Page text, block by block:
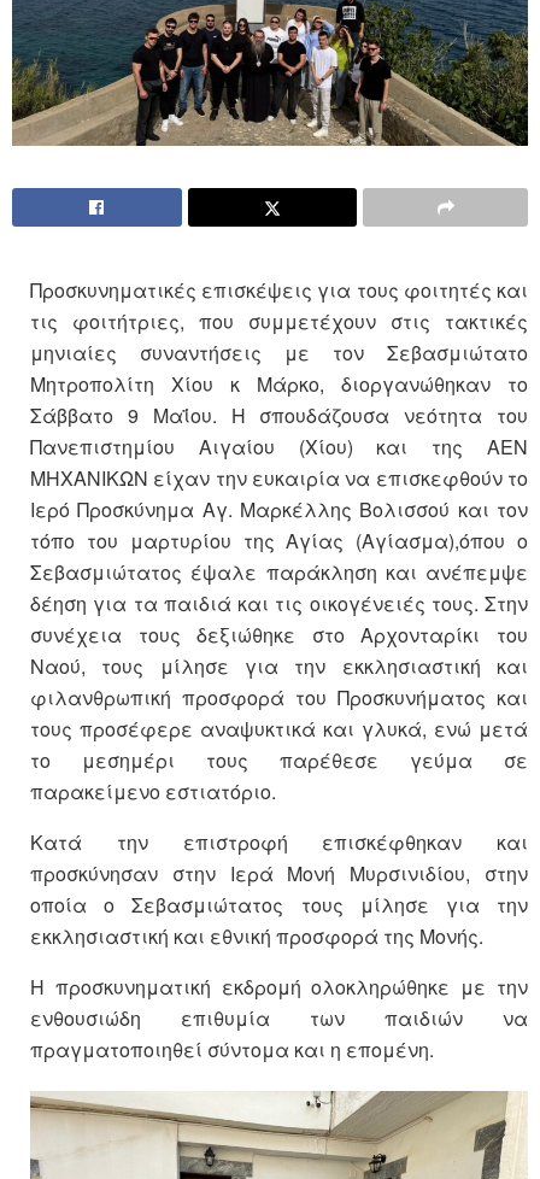
Προσκυνηματικές επισκέψεις για τους φοιτητές και
τις φοιτήτριες, που συμμετέχουν στις τακτικές
μηνιαίες συναντήσεις με τον Σεβασμιώτατο
Μητροπολίτη Χίου κ Μάρκο, διοργανώθηκαν το
Σάββατο 9 Μαΐου. Η σπουδάζουσα νεότητα του
Πανεπιστημίου Αιγαίου (Χίου) και της ΑΕΝ
ΜΗΧΑΝΙΚΩΝ είχαν την ευκαιρία να επισκεφθούν το
Ιερό Προσκύνημα Αγ. Μαρκέλλης Βολισσού και τον
τόπο του μαρτυρίου της Αγίας (Αγίασμα),όπου ο
Σεβασμιώτατος έψαλε παράκληση και ανέπεμψε
δέηση για τα παιδιά και τις οικογένειές τους. Στην
συνέχεια τους δεξιώθηκε στο Αρχονταρίκι του
Ναού, τους μίλησε για την εκκλησιαστική και
φιλανθρωπική προσφορά του Προσκυνήματος και
τους προσέφερε αναψυκτικά και γλυκά, ενώ μετά
το μεσημέρι τους παρέθεσε γεύμα σε
παρακείμενο εστιατόριο.
Κατά την επιστροφή επισκέφθηκαν και
προσκύνησαν στην Ιερά Μονή Μυρσινιδίου, στην
οποία ο Σεβασμιώτατος τους μίλησε για την
εκκλησιαστική και εθνική προσφορά της Μονής.
Η προσκυνηματική εκδρομή ολοκληρώθηκε με την
ενθουσιώδη επιθυμία των παιδιών να
πραγματοποιηθεί σύντομα και η επομένη.